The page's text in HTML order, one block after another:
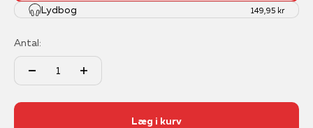
Lydbog 149,95 kr
Antal:
Læg i kurv